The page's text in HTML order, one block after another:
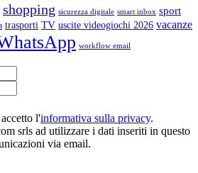
shopping sicurezza digitale smart inbox sport
trasporti TV uscite videogiochi 2026 vacanze
workflow email
l'informativa sulla privacy.
srls ad utilizzare i dati inseriti in questo
via email.